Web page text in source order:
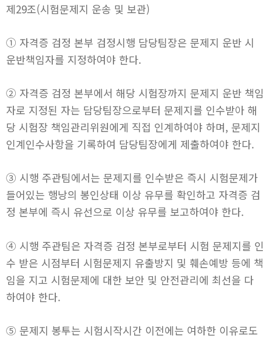
제29조(시험문제지 운송 및 보관)
① 자격증 검정 본부 검정시행 담당팀장은 문제지 운반 시
운반책임자를 지정하여야 한다.
② 자격증 검정 본부에서 해당 시험장까지 문제지 운반 책임
자로 지정된 자는 담당팀장으로부터 문제지를 인수받아 해
당 시험장 책임관리위원에게 직접 인계하여야 하며, 문제지
인계인수사항을 기록하여 담당팀장에게 제출하여야 한다.
③ 시행 주관팀에서는 문제지를 인수받은 즉시 시험문제가
들어있는 행낭의 봉인상태 이상 유무를 확인하고 자격증 검
정 본부에 즉시 유선으로 이상 유무를 보고하여야 한다.
④ 시행 주관팀은 자격증 검정 본부로부터 시험 문제지를 인
수 받은 시점부터 시험문제지 유출방지 및 훼손예방 등에 책
임을 지고 시험문제에 대한 보안 및 안전관리에 최선을 다
하여야 한다.
⑤ 문제지 봉투는 시험시작시간 이전에는 여하한 이유로도